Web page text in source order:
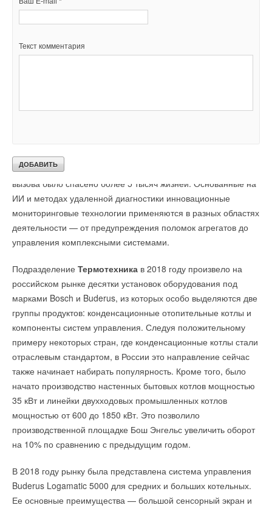
Текст комментария
применение компьютерного зрения и глубокого обучения
для обнаружения дефектов внутри материала и
эстетически привлекательных продуктов на основе ИИ и
Global Service Solutionsвнедрил современные
заказчиков. В 2018 году специалисты центра провели более
1,5 миллиона консультаций, а благодаря услуге экстренного
вызова было спасено более 5 тысяч жизней. Основанные на
ИИ и методах удаленной диагностики инновационные
мониторинговые технологии применяются в разных областях
деятельности — от предупреждения поломок агрегатов до
управления комплексными системами.
Подразделение Термотехника в 2018 году произвело на
российском рынке десятки установок оборудования под
марками Bosch и Buderus, из которых особо выделяются две
группы продуктов: конденсационные отопительные котлы и
компоненты систем управления. Следуя положительному
примеру некоторых стран, где конденсационные котлы стали
отраслевым стандартом, в России это направление сейчас
также начинает набирать популярность. Кроме того, было
начато производство настенных бытовых котлов мощностью
35 кВт и линейки двухходовых промышленных котлов
мощностью от 600 до 1850 кВт. Это позволило
производственной площадке Бош Энгельс увеличить оборот
на 10% по сравнению с предыдущим годом.
В 2018 году рынку была представлена система управления
Buderus Logamatic 5000 для средних и больших котельных.
Ее основные преимущества — большой сенсорный экран и